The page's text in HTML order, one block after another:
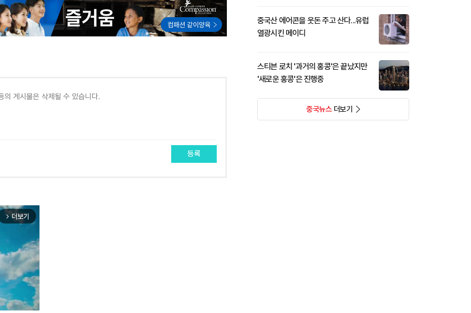
등록
arrow_forward_ios 더보기
중국산 에어콘을 웃돈 주고 산다...유럽
열광시킨 메이디
스티븐 로치 '과거의 홍콩'은 끝났지만
'새로운 홍콩'은 진행중
중국뉴스더보기